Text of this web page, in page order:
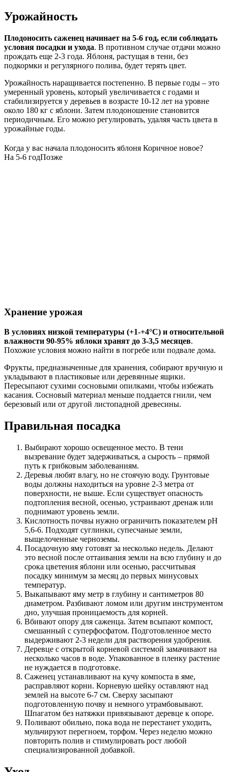
Урожайность
Плодоносить саженец начинает на 5-6 год, если соблюдать
условия посадки и ухода. В противном случае отдачи можно
прождать еще 2-3 года. Яблоня, растущая в тени, без
подкормки и регулярного полива, будет терять цвет.
Урожайность наращивается постепенно. В первые годы – это
умеренный уровень, который увеличивается с годами и
стабилизируется у деревьев в возрасте 10-12 лет на уровне
около 180 кг с яблони. Затем плодоношение становится
периодичным. Его можно регулировать, удаляя часть цвета в
урожайные годы.
Когда у вас начала плодоносить яблоня Коричное новое?
На 5-6 годПозже
Хранение урожая
В условиях низкой температуры (+1-+4°С) и относительной
влажности 90-95% яблоки хранят до 3-3,5 месяцев.
Похожие условия можно найти в погребе или подвале дома.
Фрукты, предназначенные для хранения, собирают вручную и
укладывают в пластиковые или деревянные ящики.
Пересыпают сухими сосновыми опилками, чтобы избежать
касания. Сосновый материал меньше поддается гнили, чем
березовый или от другой листопадной древесины.
Правильная посадка
Выбирают хорошо освещенное место. В тени
вызревание будет задерживаться, а сырость – прямой
путь к грибковым заболеваниям.
Деревья любят влагу, но не стоячую воду. Грунтовые
воды должны находиться на уровне 2-3 метра от
поверхности, не выше. Если существует опасность
подтопления весной, осенью, устраивают дренаж или
поднимают уровень земли.
Кислотность почвы нужно ограничить показателем pH
5,6-6. Подходят суглинки, супесчаные земли,
выщелоченные черноземы.
Посадочную яму готовят за несколько недель. Делают
это весной после оттаивания земли на всю глубину и до
срока цветения яблони или осенью, рассчитывая
посадку минимум за месяц до первых минусовых
температур.
Выкапывают яму метр в глубину и сантиметров 80
диаметром. Разбивают ломом или другим инструментом
дно, улучшая проницаемость для корней.
Вбивают опору для саженца. Затем всыпают компост,
смешанный с суперфосфатом. Подготовленное место
выдерживают 2-3 недели для растворения удобрения.
Деревце с открытой корневой системой замачивают на
несколько часов в воде. Упакованное в пленку растение
не нуждается в подготовке.
Саженец устанавливают на кучу компоста в яме,
расправляют корни. Корневую шейку оставляют над
землей на высоте 6-7 см. Сверху засыпают
подготовленную почву и немного утрамбовывают.
Шпагатом без натяжки привязывают деревце к опоре.
Поливают обильно, пока вода не перестанет уходить,
мульчируют перегноем, торфом. Через неделю можно
повторить полив и стимулировать рост любой
специализированной добавкой.